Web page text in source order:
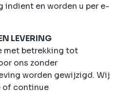
indient en worden u per e-
LEVERING
met betrekking tot
ons zonder
worden gewijzigd. Wij
of continue